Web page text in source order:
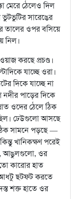
মেরে ঠেলেও দিল
সারেঙের
তালের ওপর বসিয়ে
নিল।
করছে প্রচণ্ড।
যাচ্ছে ওরা।
দিকে যাচ্ছে না
পাড়ের দিকে
ওদের ঠেলে ঠিক
ঢেউগুলো আসছে
সামনে পড়ছে —
খানিকক্ষণ পরেই
আঙুলগুলো, ওর
কারোর হাত
আধটু ছটফট করতে
শক্ত হাতে ওর